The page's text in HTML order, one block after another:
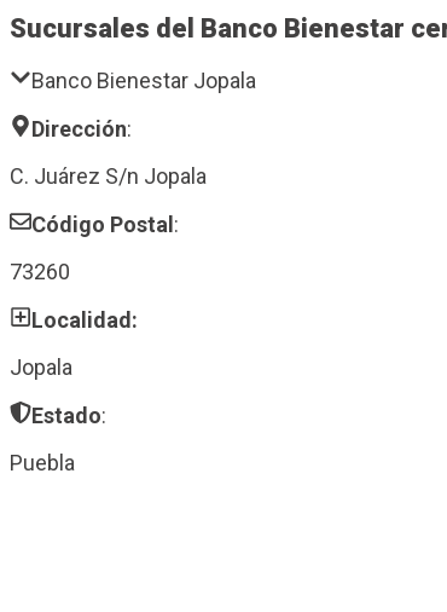
Sucursales del Banco Bienestar
Banco Bienestar Jopala
Dirección:
C. Juárez S/n Jopala
Código Postal:
73260
Localidad:
Jopala
Estado:
Puebla